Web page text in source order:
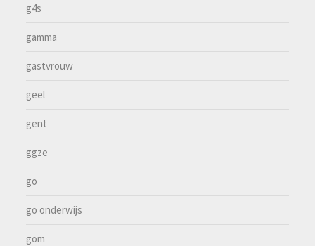
g4s
gamma
gastvrouw
geel
gent
ggze
go
go onderwijs
gom